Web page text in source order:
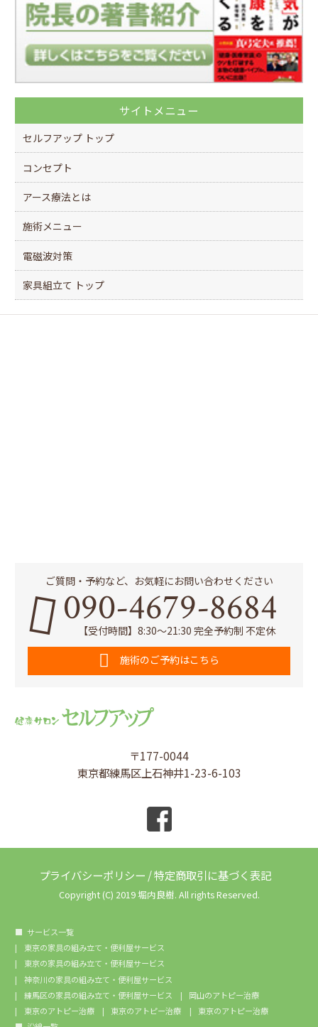
サイトメニュー
セルフアップ トップ
コンセプト
アース療法とは
施術メニュー
電磁波対策
家具組立て トップ
〒177-0044
東京都練馬区上石神井1-23-6-103
ご質問・予約など、お気軽にお問い合わせください
090-4679-8684
【受付時間】8:30～21:30 完全予約制 不定休
施術のご予約はこちら
プライバシーポリシー /特定商取引に基づく表記
Copyright (C) 2019 堀内良樹. All rights Reserved.
サービス一覧
東京の家具の組み立て・便利屋サービス
東京の家具の組み立て・便利屋サービス
神奈川の家具の組み立て・便利屋サービス
練馬区の家具の組み立て・便利屋サービス
岡山のアトピー治療
東京のアトピー治療
東京のアトピー治療
東京のアトピー治療